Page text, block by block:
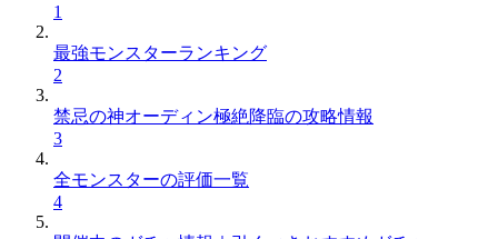
1
最強モンスターランキング
2
禁忌の神オーディン極絶降臨の攻略情報
3
全モンスターの評価一覧
4